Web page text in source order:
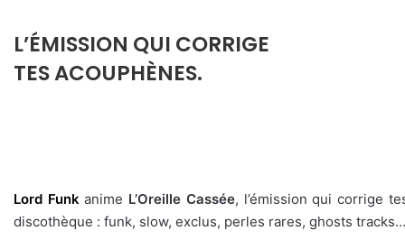
L’ÉMISSION QUI CORRIGE
TES ACOUPHÈNES.
Lord Funkanime L’Oreille Cassée, l’émission qui corrige
discothèque : funk, slow, exclus, perles rares, ghosts